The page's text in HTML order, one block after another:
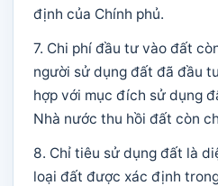
định của Chính phủ.
7. Chi phí đầu tư vào đất
người sử dụng đất đã đầu
hợp với mục đích sử dụng
Nhà nước thu hồi đất còn
8. Chỉ tiêu sử dụng đất là
loại đất được xác định